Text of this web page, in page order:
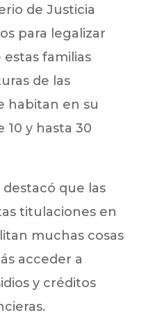
de Justicia
para legalizar
familias
de las
habitan en su
10 y hasta 30
que las
titulaciones en
muchas cosas
acceder a
y créditos